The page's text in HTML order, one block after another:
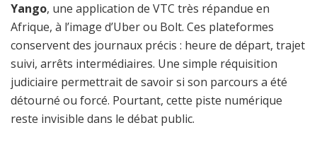
Yango, une application de VTC très répandue en
Afrique, à l’image d’Uber ou Bolt. Ces plateformes
conservent des journaux précis : heure de départ, trajet
suivi, arrêts intermédiaires. Une simple réquisition
judiciaire permettrait de savoir si son parcours a été
détourné ou forcé. Pourtant, cette piste numérique
reste invisible dans le débat public.